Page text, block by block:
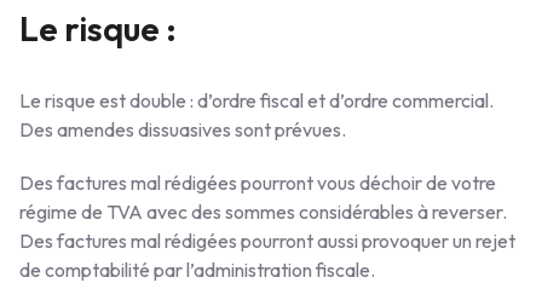
Le risque :
Le risque est double : d’ordre fiscal et d’ordre commercial.
Des amendes dissuasives sont prévues.
Des factures mal rédigées pourront vous déchoir de votre
régime de TVA avec des sommes considérables à reverser.
Des factures mal rédigées pourront aussi provoquer un rejet
de comptabilité par l’administration fiscale.